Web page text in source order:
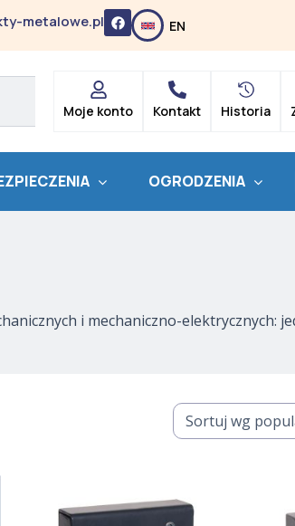
metalowe.pl F
a
c
e
k
EN
Moje konto
Kontakt Historia
OGRODZENIA
i mechaniczno-elektrycznych: